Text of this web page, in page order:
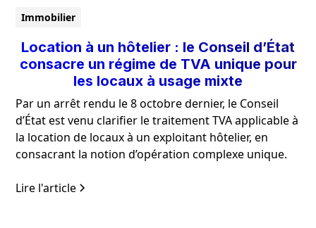
Immobilier
Location à un hôtelier : le Conseil d’État
consacre un régime de TVA unique pour
les locaux à usage mixte
Par un arrêt rendu le 8 octobre dernier, le Conseil
d’État est venu clarifier le traitement TVA applicable à
la location de locaux à un exploitant hôtelier, en
consacrant la notion d’opération complexe unique.
Lire l'article